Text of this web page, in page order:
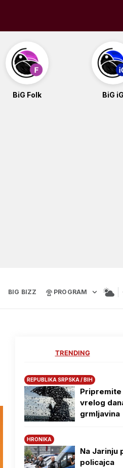
BiG Folk BiG iG
BIG BIZZ PROGRAM
TRENDING
REPUBLIKA SRPSKA / BIH
Pripremite
vrelog
grmljavina
HRONIKA
Na Јarinju
policajca